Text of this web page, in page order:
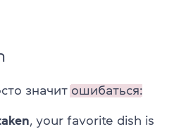
значит ошибаться:
, your favorite dish is